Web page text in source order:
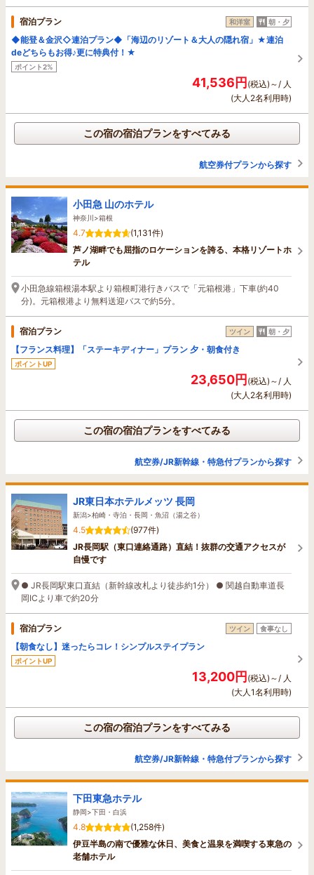
宿泊プラン 和洋室 朝・夕
◆能登＆金沢◇連泊プラン◆「海辺のリゾート＆大人の隠れ宿」★連泊
deどちらもお得♪更に特典付！★
ポイント2%
41,536円(税込)～/ 人
(大人2名利用時)
この宿の宿泊プランをすべてみる
航空券付プランから探す
小田急 山のホテル
神奈川>箱根
4.7
(1,131件)
芦ノ湖畔でも屈指のロケーションを誇る、本格リゾートホ
テル
小田急線箱根湯本駅より箱根町港行きバスで「元箱根港」下車(約40
分)。元箱根港より無料送迎バスで約5分。
宿泊プラン ツイン 朝・夕
【フランス料理】「ステーキディナー」プラン 夕・朝食付き
ポイントUP
23,650円(税込)～/ 人
(大人2名利用時)
この宿の宿泊プランをすべてみる
航空券/JR新幹線・特急付プランから探す
JR東日本ホテルメッツ 長岡
新潟>柏崎・寺泊・長岡・魚沼（湯之谷）
4.5
(977件)
JR長岡駅（東口連絡通路）直結！抜群の交通アクセスが
自慢です
● JR長岡駅東口直結（新幹線改札より徒歩約1分） ● 関越自動車道長
岡ICより車で約20分
宿泊プラン ツイン 食事なし
【朝食なし】迷ったらコレ！シンプルステイプラン
ポイントUP
13,200円(税込)～/ 人
(大人1名利用時)
この宿の宿泊プランをすべてみる
航空券/JR新幹線・特急付プランから探す
下田東急ホテル
静岡>下田・白浜
4.8
(1,258件)
伊豆半島の南で優雅な休日、美食と温泉を満喫する東急の
老舗ホテル